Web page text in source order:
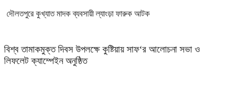
দৌলতপুরে কুখ্যাত মাদক ব্যবসায়ী ল্যাংড়া ফারুক আটক
বিশ্ব তামাকমুক্ত দিবস উপলক্ষে কুষ্টিয়ায় সাফ‘র আলোচনা সভা ও
লিফলেট ক্যাম্পেইন অনুষ্ঠিত